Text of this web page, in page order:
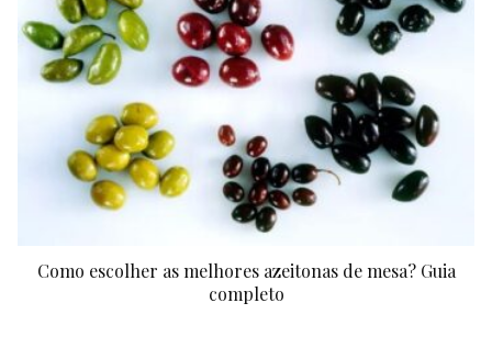
Como escolher as melhores azeitonas de mesa? Guia
completo